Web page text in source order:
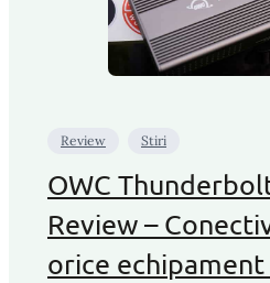
Review Stiri
OWC
Review –
orice